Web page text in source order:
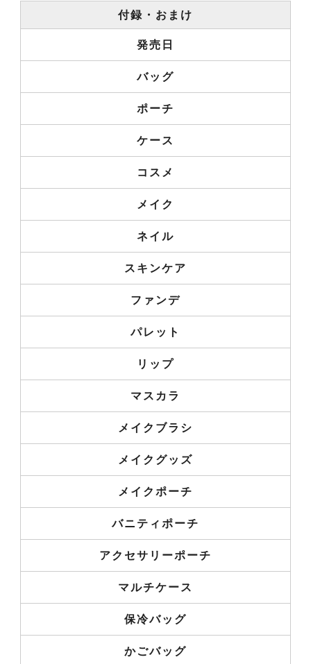
付録・おまけ
発売日
バッグ
ポーチ
ケース
コスメ
メイク
ネイル
スキンケア
ファンデ
パレット
リップ
マスカラ
メイクブラシ
メイクグッズ
メイクポーチ
バニティポーチ
アクセサリーポーチ
マルチケース
保冷バッグ
かごバッグ